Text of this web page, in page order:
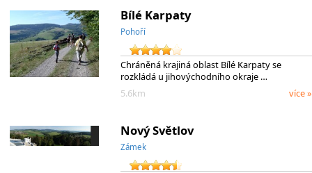
Bílé Karpaty
Pohoří
Chráněná krajiná oblast Bílé Karpaty se
rozkládá u jihovýchodního okraje …
5.6km
více »
Nový Světlov
Zámek